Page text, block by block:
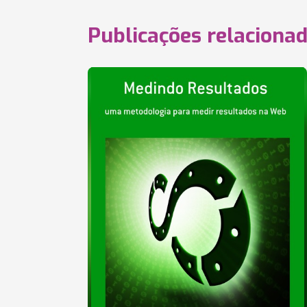
Publicações